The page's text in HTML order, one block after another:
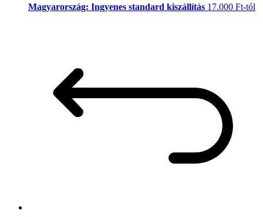
Magyarország: Ingyenes standard kiszállítás 17.000 Ft-tól